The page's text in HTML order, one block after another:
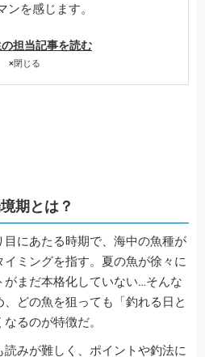
ンを感じます。
担当記事を読む
×閉じる
期とは？
にあたる時期で、海中の魚種が
ミングを指す。夏の魚が徐々に
まだ本格化していない…そんな
どの魚を狙っても「釣れる日と
るのが特徴だ。
みが難しく、ポイントや釣法に